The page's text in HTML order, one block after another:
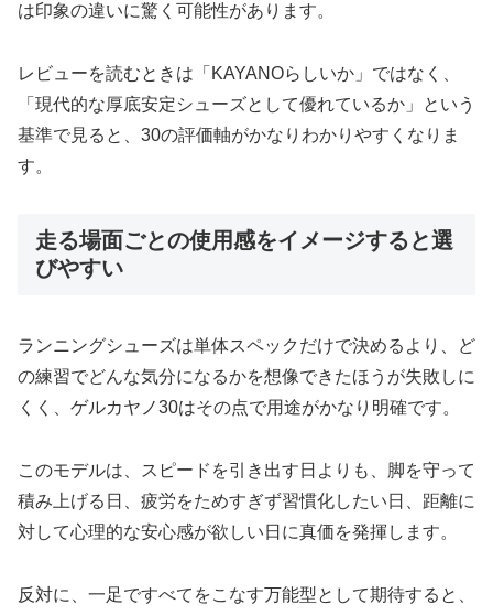
は印象の違いに驚く可能性があります。
レビューを読むときは「KAYANOらしいか」ではなく、
「現代的な厚底安定シューズとして優れているか」という
基準で見ると、30の評価軸がかなりわかりやすくなりま
す。
走る場面ごとの使用感をイメージすると選
びやすい
ランニングシューズは単体スペックだけで決めるより、ど
の練習でどんな気分になるかを想像できたほうが失敗しに
くく、ゲルカヤノ30はその点で用途がかなり明確です。
このモデルは、スピードを引き出す日よりも、脚を守って
積み上げる日、疲労をためすぎず習慣化したい日、距離に
対して心理的な安心感が欲しい日に真価を発揮します。
反対に、一足ですべてをこなす万能型として期待すると、